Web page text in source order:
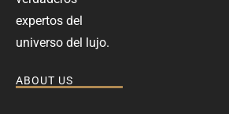
expertos del
universo del lujo.
ABOUT US